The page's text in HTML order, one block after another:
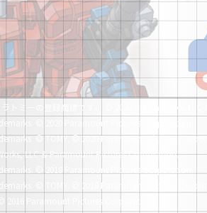
トミーの登録商標です。
© 2020 DreamWorks,
© 2020 Paramount Pictures Corporation.
© TOMY. © 2020 Paramount Pictures
LLC & Paramount Pictures Corporation.
© 2018 Paramount Pictures Corporation.
© TOMY. © 2018 Paramount Pictures
2016 Paramount Pictures Corporation.